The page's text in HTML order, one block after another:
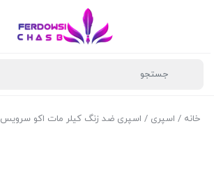
خانه / اسپری / اسپری ضد زنگ کیلر مات اکو سرویس AN010 – ANTIRUST